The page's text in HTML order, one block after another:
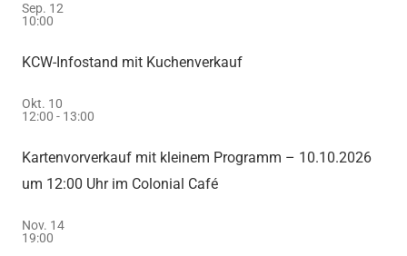
Sep. 12
10:00
KCW-Infostand mit Kuchenverkauf
Okt. 10
12:00 - 13:00
Kartenvorverkauf mit kleinem Programm – 10.10.2026
um 12:00 Uhr im Colonial Café
Nov. 14
19:00